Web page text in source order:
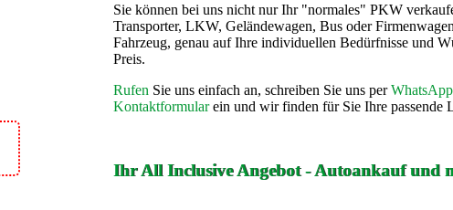
Sie können bei uns nicht nur Ihr "normales" PKW
Transporter, LKW, Geländewagen, Bus oder
Fahrzeug, genau auf Ihre individuellen Bedürfnisse und
Preis.
Rufen Sie uns einfach an, schreiben Sie uns perWhatsApp
Kontaktformularein und wir finden für Sie Ihre passende
Ihr All Inclusive Angebot - Autoankauf und